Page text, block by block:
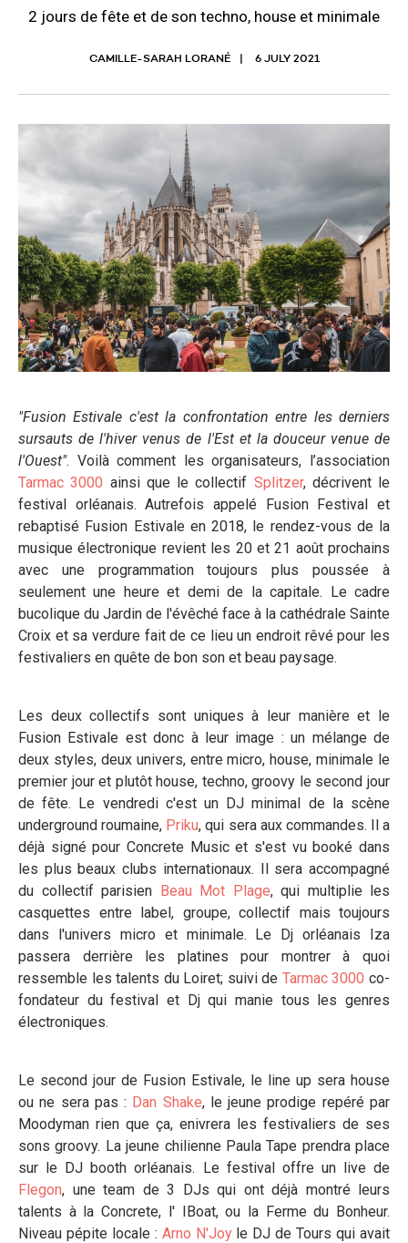
2 jours de fête et de son techno, house et minimale
CAMILLE-SARAH LORANÉ 6 JULY 2021
"Fusion Estivale c'est la confrontation entre les derniers
sursauts de l'hiver venus de l'Est et la douceur venue de
l'Ouest". Voilà comment les organisateurs, l’association
Tarmac 3000 ainsi que le collectif Splitzer, décrivent le
festival orléanais. Autrefois appelé Fusion Festival et
rebaptisé Fusion Estivale en 2018, le rendez-vous de la
musique électronique revient les 20 et 21 août prochains
avec une programmation toujours plus poussée à
seulement une heure et demi de la capitale. Le cadre
bucolique du Jardin de l'évêché face à la cathédrale Sainte
Croix et sa verdure fait de ce lieu un endroit rêvé pour les
festivaliers en quête de bon son et beau paysage.
Les deux collectifs sont uniques à leur manière et le
Fusion Estivale est donc à leur image : un mélange de
deux styles, deux univers, entre micro, house, minimale le
premier jour et plutôt house, techno, groovy le second jour
de fête. Le vendredi c'est un DJ minimal de la scène
underground roumaine, Priku, qui sera aux commandes. Il a
déjà signé pour Concrete Music et s'est vu booké dans
les plus beaux clubs internationaux. Il sera accompagné
du collectif parisien Beau Mot Plage, qui multiplie les
casquettes entre label, groupe, collectif mais toujours
dans l'univers micro et minimale. Le Dj orléanais Iza
passera derrière les platines pour montrer à quoi
ressemble les talents du Loiret; suivi de Tarmac 3000 co-
fondateur du festival et Dj qui manie tous les genres
électroniques.
Le second jour de Fusion Estivale, le line up sera house
ou ne sera pas : Dan Shake, le jeune prodige repéré par
Moodyman rien que ça, enivrera les festivaliers de ses
sons groovy. La jeune chilienne Paula Tape prendra place
sur le DJ booth orléanais. Le festival offre un live de
Flegon, une team de 3 DJs qui ont déjà montré leurs
talents à la Concrete, l' IBoat, ou la Ferme du Bonheur.
Niveau pépite locale : Arno N'Joyle DJ de Tours qui avait